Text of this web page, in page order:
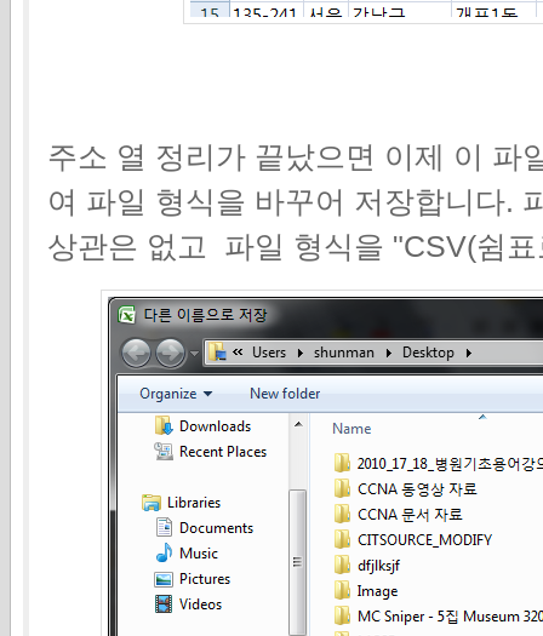
주소 열 정리가 끝났으면 이제 이 파
여 파일 형식을 바꾸어 저장합니다.
상관은 없고 파일 형식을 "CSV(쉼